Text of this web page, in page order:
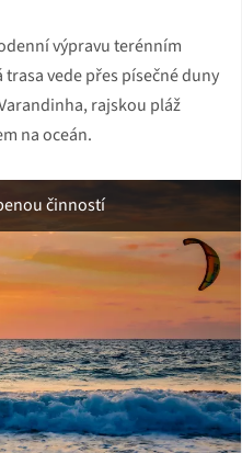
výpravu terénním
vede přes písečné duny
rajskou pláž
na oceán.
činností